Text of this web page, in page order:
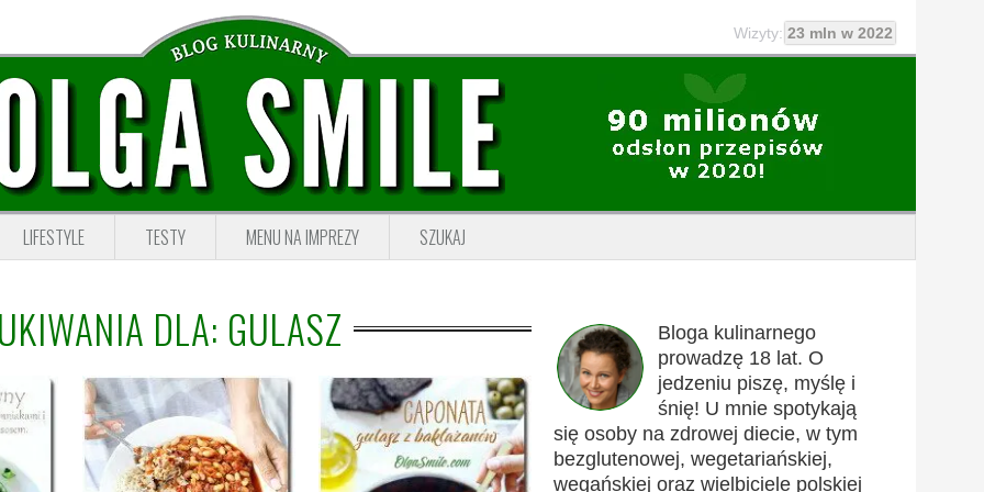
Wizyty: 23 mln w 2022
LIFESTYLE TESTY MENU NA IMPREZY SZUKAJ
DLA: GULASZ
Bloga kulinarnego
prowadzę 18 lat. O
jedzeniu piszę, myślę i
śnię! U mnie spotykają
się osoby na zdrowej diecie, w tym
bezglutenowej, wegetariańskiej,
wegańskiej oraz wielbiciele polskiej